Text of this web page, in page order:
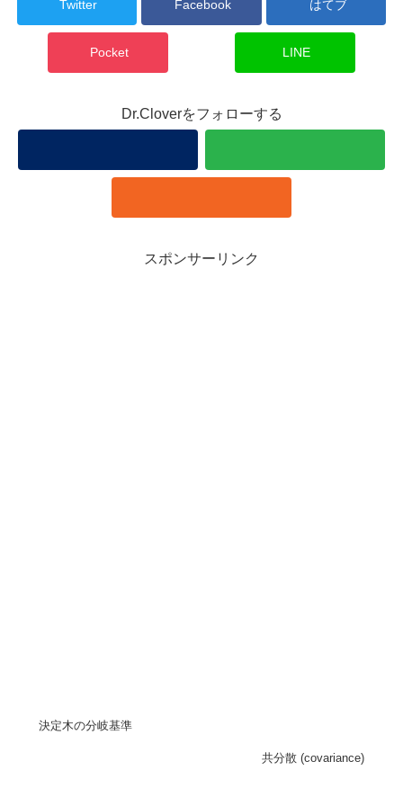
Twitter Facebook はてブ
Pocket LINE
Dr.Cloverをフォローする
スポンサーリンク
決定木の分岐基準
共分散 (covariance)